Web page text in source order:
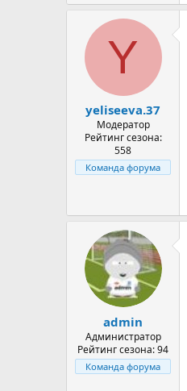
Y
yeliseeva.37
Модератор
Рейтинг сезона:
558
Команда форума
admin
Администратор
Рейтинг сезона: 94
Команда форума